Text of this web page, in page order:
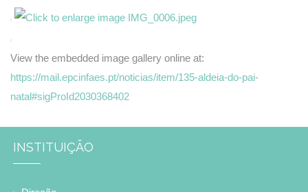
View the embedded image gallery online at:
https://mail.epcinfaes.pt/noticias/item/135-aldeia-do-pai-
natal#sigProId2030368402
INSTITUIÇÃO